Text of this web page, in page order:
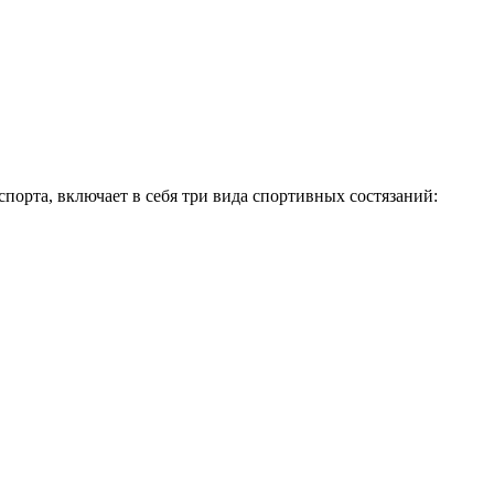
включает в себя три вида спортивных состязаний: